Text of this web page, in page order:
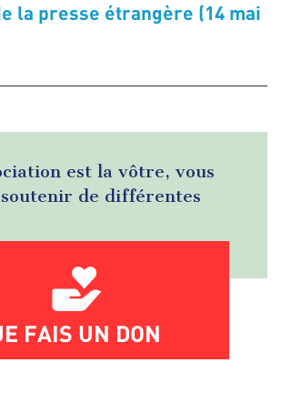
la presse étrangère (14 mai
est la vôtre, vous
de différentes
FAIS UN DON